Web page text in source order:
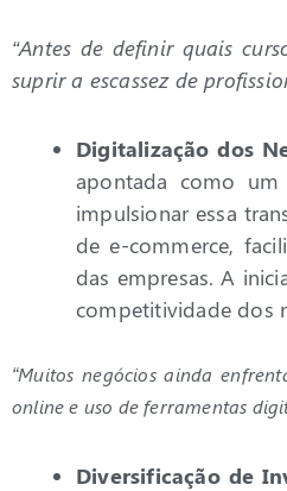
“Antes de definir quais
suprir a escassez de
Digitalização dos
apontada como
impulsionar essa
de e-commerce,
das empresas. A
competitividade dos
“Muitos negócios ainda
online e uso de ferramentas
Diversificação de